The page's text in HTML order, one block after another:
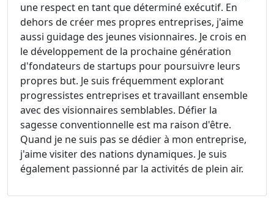
une respect en tant que déterminé exécutif. En
dehors de créer mes propres entreprises, j'aime
aussi guidage des jeunes visionnaires. Je crois en
le développement de la prochaine génération
d'fondateurs de startups pour poursuivre leurs
propres but. Je suis fréquemment explorant
progressistes entreprises et travaillant ensemble
avec des visionnaires semblables. Défier la
sagesse conventionnelle est ma raison d'être.
Quand je ne suis pas se dédier à mon entreprise,
j'aime visiter des nations dynamiques. Je suis
également passionné par la activités de plein air.